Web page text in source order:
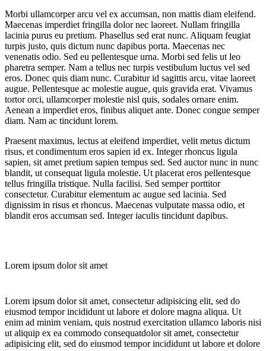
Morbi ullamcorper arcu vel ex accumsan, non mattis diam eleifend.
Maecenas imperdiet fringilla dolor nec laoreet. Nullam fringilla
lacinia purus eu pretium. Phasellus sed erat nunc. Aliquam feugiat
turpis justo, quis dictum nunc dapibus porta. Maecenas nec
venenatis odio. Sed eu pellentesque urna. Morbi sed felis ut leo
pharetra semper. Nam a tellus nec turpis vestibulum luctus vel sed
eros. Donec quis diam nunc. Curabitur id sagittis arcu, vitae laoreet
augue. Pellentesque ac molestie augue, quis gravida erat. Vivamus
tortor orci, ullamcorper molestie nisl quis, sodales ornare enim.
Aenean a imperdiet eros, finibus aliquet ante. Donec congue semper
diam. Nam ac tincidunt lorem.
Praesent maximus, lectus at eleifend imperdiet, velit metus dictum
risus, et condimentum eros sapien id ex. Integer rhoncus ligula
sapien, sit amet pretium sapien tempus sed. Sed auctor nunc in nunc
blandit, ut consequat ligula molestie. Ut placerat eros pellentesque
tellus fringilla tristique. Nulla facilisi. Sed semper porttitor
consectetur. Curabitur elementum ac augue sed lacinia. Sed
dignissim in risus et rhoncus. Maecenas vulputate massa odio, et
blandit eros accumsan sed. Integer iaculis tincidunt dapibus.
Lorem ipsum dolor sit amet
Lorem ipsum dolor sit amet, consectetur adipisicing elit, sed do
eiusmod tempor incididunt ut labore et dolore magna aliqua. Ut
enim ad minim veniam, quis nostrud exercitation ullamco laboris nisi
ut aliquip ex ea commodo consequatdolor sit amet, consectetur
adipisicing elit, sed do eiusmod tempor incididunt ut labore et dolore